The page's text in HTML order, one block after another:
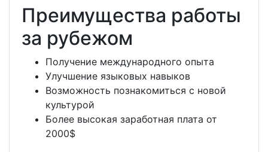
Преимущества работы
за рубежом
Получение международного опыта
Улучшение языковых навыков
Возможность познакомиться с новой
культурой
Более высокая заработная плата от
2000$